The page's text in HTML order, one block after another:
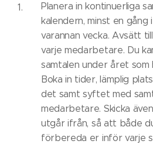
Planera in kontinuerliga
kalendern, minst en gång
varannan vecka. Avsätt
varje medarbetare. Du
samtalen under året som
Boka in tider, lämplig
det samt syftet med
medarbetare. Skicka
utgår ifrån, så att både
förbereda er inför varje